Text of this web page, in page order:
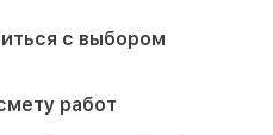
с выбором
работ